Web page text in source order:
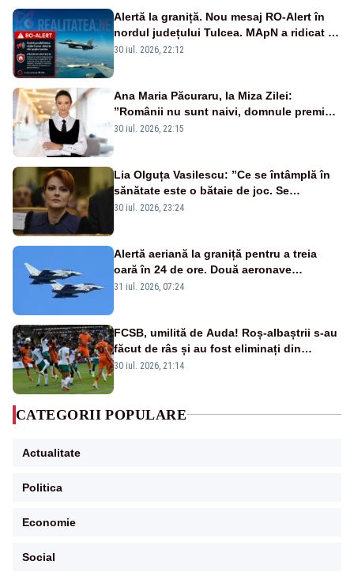
Alertă la graniță. Nou mesaj RO-Alert în
nordul județului Tulcea. MApN a ridicat de
la sol două avioane F-16
30 iul. 2026, 22:12
Ana Maria Păcuraru, la Miza Zilei:
”Românii nu sunt naivi, domnule premier
Bolojan”
30 iul. 2026, 22:15
Lia Olguța Vasilescu: ”Ce se întâmplă în
sănătate este o bătaie de joc. Se
guvernează extraordinar de prost”
30 iul. 2026, 23:24
Alertă aeriană la graniță pentru a treia
oară în 24 de ore. Două aeronave
Eurofighter britanice au fost ridicate de la
31 iul. 2026, 07:24
FCSB, umilită de Auda! Roș-albaștrii s-au
făcut de râs și au fost eliminați din
Conference League
30 iul. 2026, 21:14
CATEGORII POPULARE
Actualitate
Politica
Economie
Social